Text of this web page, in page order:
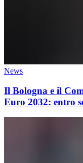
News
Il Bologna e il
Euro 2032: entro